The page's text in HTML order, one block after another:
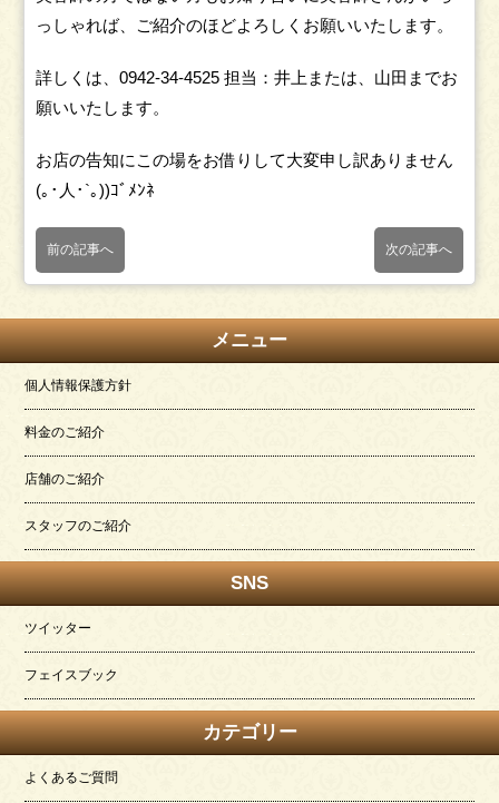
っしゃれば、ご紹介のほどよろしくお願いいたします。
詳しくは、0942-34-4525 担当：井上または、山田までお
願いいたします。
お店の告知にこの場をお借りして大変申し訳ありません
(｡･人･`｡))ｺﾞﾒﾝﾈ
前の記事へ 次の記事へ
メニュー
個人情報保護方針
料金のご紹介
店舗のご紹介
スタッフのご紹介
SNS
ツイッター
フェイスブック
カテゴリー
よくあるご質問